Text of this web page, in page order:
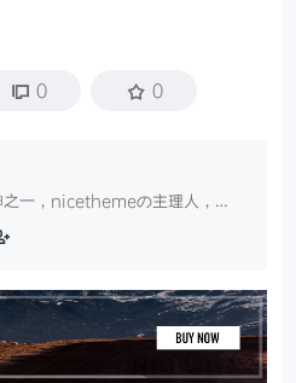
0 0
一，nicethemeの主理人，